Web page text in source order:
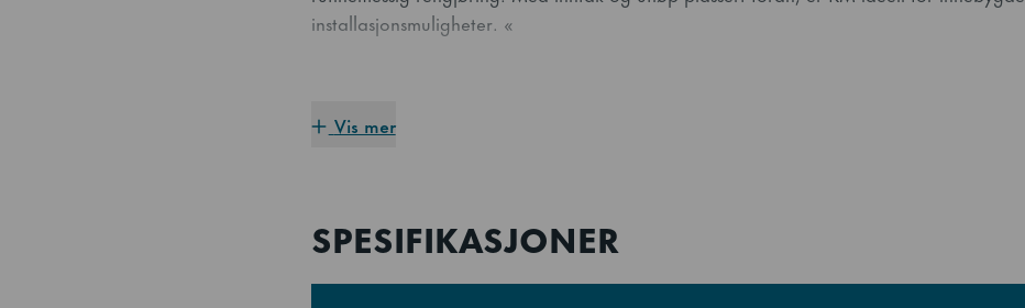
installasjonsmuligheter. «
Smart design
Vis mer
SPESIFIKASJONER